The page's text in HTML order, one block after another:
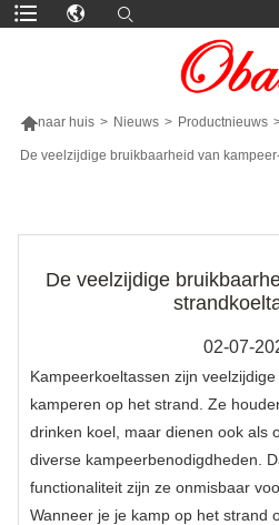
naar huis > Nieuws > Productnieuws
De veelzijdige bruikbaarheid van
De veelzijdige
02-07-
Kampeerkoeltassen zijn
kamperen op het strand. Ze
drinken koel, maar dienen ook als
diverse kampeerbenodigdheden.
functionaliteit zijn ze onmisbaar
Wanneer je je kamp op het strand